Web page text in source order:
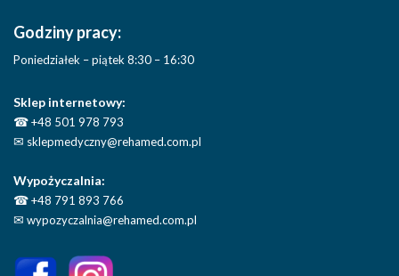
Godziny pracy:
Poniedziałek – piątek 8:30 – 16:30
Sklep internetowy:
☎+48 501 978 793
✉ sklepmedyczny@rehamed.com.pl
Wypożyczalnia:
☎+48 791 893 766
✉ wypozyczalnia@rehamed.com.pl